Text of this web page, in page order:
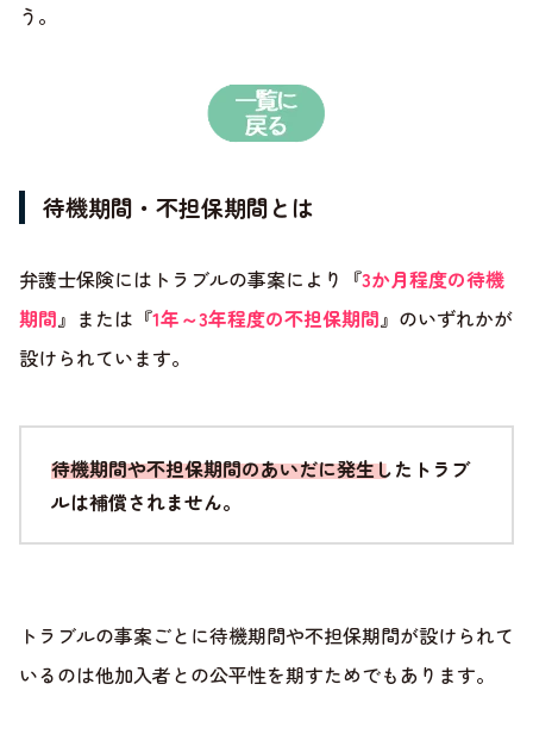
う。
待機期間・不担保期間とは
弁護士保険にはトラブルの事案により『3か月程度の待機
期間』または『1年～3年程度の不担保期間』のいずれかが
設けられています。
待機期間や不担保期間のあいだに発生したトラブ
ルは補償されません。
トラブルの事案ごとに待機期間や不担保期間が設けられて
いるのは他加入者との公平性を期すためでもあります。